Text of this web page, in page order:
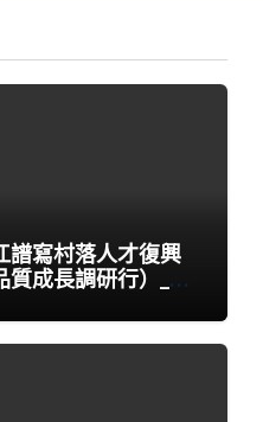
譜寫村落人才復興
質成長調研行）_中